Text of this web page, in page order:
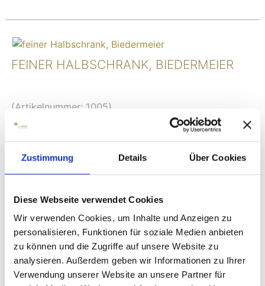
Zustimmung Details Über Cookies
Diese Webseite verwendet Cookies
Wir verwenden Cookies, um Inhalte und Anzeigen zu
personalisieren, Funktionen für soziale Medien anbieten
zu können und die Zugriffe auf unsere Website zu
analysieren. Außerdem geben wir Informationen zu Ihrer
Verwendung unserer Website an unsere Partner für
FEINER HALBSCHRANK, BIEDERMEIER
(Artikelnummer: 1005)
wohl München um 1820, Biedermeier
4.800,00 EUR
GROSSER RUNDER TISCH, BIEDERMEIER